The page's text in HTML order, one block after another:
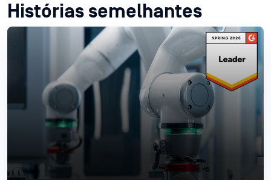
Histórias semelhantes